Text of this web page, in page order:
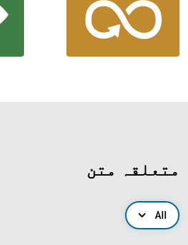
متعلقہ متن
All